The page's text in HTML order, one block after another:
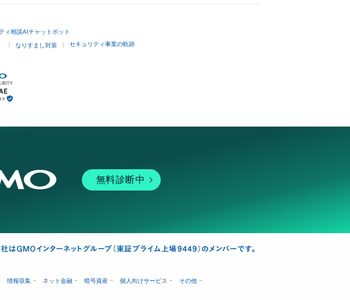
ィ相談AIチャットボット
なりすまし対策 セキュリティ事業の軌跡
無料診断中
情報収集 ネット金融 暗号資産 個人向けサービス その他